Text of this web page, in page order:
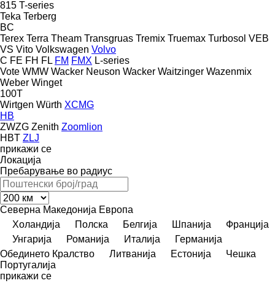
815 T-series
Teka Terberg
BC
Terex Terra Theam Transgruas Tremix Truemax Turbosol VEB
VS Vito Volkswagen Volvo
C FE FH FL FM FMX L-series
Vote WMW Wacker Neuson Wacker Waitzinger Wazenmix
Weber Winget
100T
Wirtgen Würth XCMG
HB
ZWZG Zenith Zoomlion
HBT ZLJ
прикажи се
Локација
Пребарување во радиус
Северна Македонија Европа
Холандија
Полска Белгија Шпанија
Франција
Унгарија
Романија Италија
Германија
Обединето Кралство
Литванија Естонија
Чешка
Португалија
прикажи се